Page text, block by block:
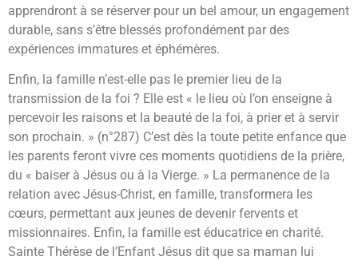
apprendront à se réserver pour un bel amour, un engagement
durable, sans s’être blessés profondément par des
expériences immatures et éphémères.
Enfin, la famille n’est-elle pas le premier lieu de la
transmission de la foi ? Elle est « le lieu où l’on enseigne à
percevoir les raisons et la beauté de la foi, à prier et à servir
son prochain. » (n°287) C’est dès la toute petite enfance que
les parents feront vivre ces moments quotidiens de la prière,
du « baiser à Jésus ou à la Vierge. » La permanence de la
relation avec Jésus-Christ, en famille, transformera les
cœurs, permettant aux jeunes de devenir fervents et
missionnaires. Enfin, la famille est éducatrice en charité.
Sainte Thérèse de l’Enfant Jésus dit que sa maman lui